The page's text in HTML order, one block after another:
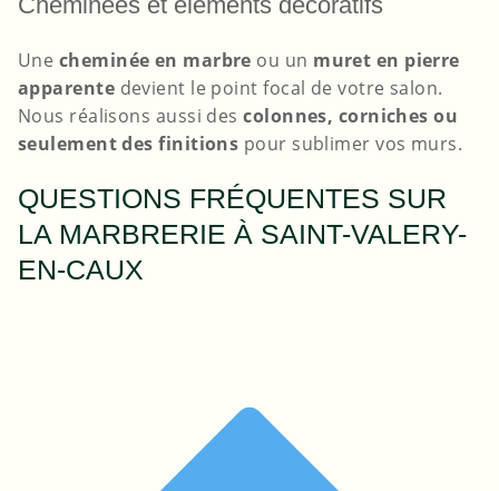
Une cheminée en marbre ou un muret en pierre
apparente devient le point focal de votre salon.
Nous réalisons aussi descolonnes, corniches ou
seulement des finitions pour sublimer vos murs.
QUESTIONS FRÉQUENTES SUR
LA MARBRERIE À SAINT-VALERY-
EN-CAUX